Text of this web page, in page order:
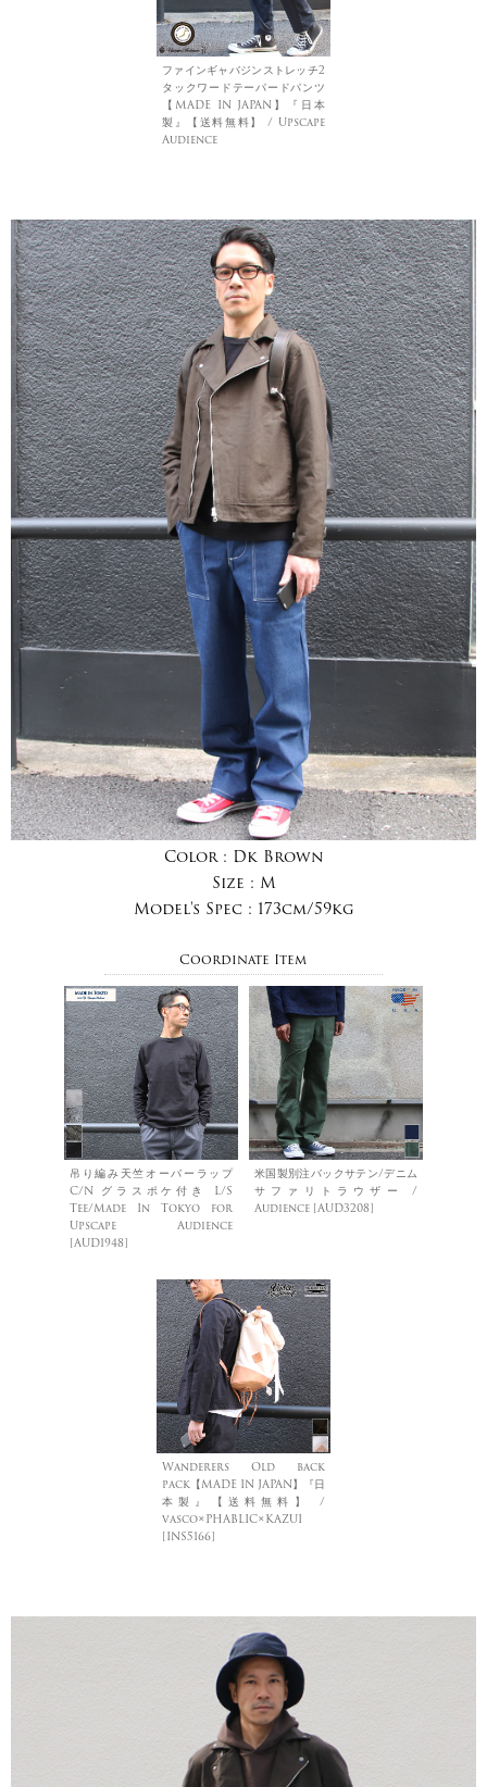
ファインギャバジンストレッチ2
タックワードテーパードパンツ
【MADE IN JAPAN】『日本
製』【送料無料】 / Upscape
Audience
Color : Dk Brown
Size : M
Model's Spec : 173cm/59kg
Coordinate Item
吊り編み天竺オーバーラップ
C/N グラスポケ付き L/S
Tee/Made In Tokyo for
Upscape Audience
[AUD1948]
米国製別注バックサテン/デニム
サファリトラウザー /
Audience [AUD3208]
Wanderers Old back
pack【MADE IN JAPAN】『日
本製』【送料無料】 /
vasco×PHABLIC×KAZUI
[INS5166]